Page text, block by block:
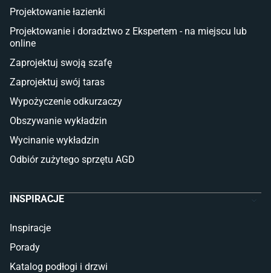
Płytki na balkon
Lampy stojące LED
Płytki
Płytki Cersanit
Płytki wielkoformatowe
Glazura
Płytki marmurowe
Projektowanie łazienki
Projektowanie i doradztwo z Ekspertem - na miejscu lub
online
Zaprojektuj swoją szafę
Zaprojektuj swój taras
Wypożyczenie odkurzaczy
Obszywanie wykładzin
Wycinanie wykładzin
Odbiór zużytego sprzętu AGD
INSPIRACJE
Inspiracje
Porady
Katalog podłogi i drzwi